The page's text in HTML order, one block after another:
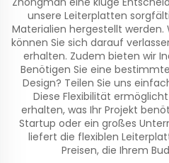
unsere Leiterplatten
Materialien hergestellt werden.
können Sie sich darauf
erhalten. Zudem bieten wir
Benötigen Sie eine
Design? Teilen Sie uns
Diese Flexibilität
erhalten, was Ihr Projekt
Startup oder ein großes
liefert die flexiblen
Preisen, die Ihrem